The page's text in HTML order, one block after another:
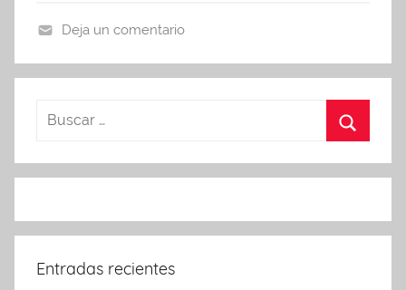
m
r
2
o
e
Deja un comentario
Entradas recientes